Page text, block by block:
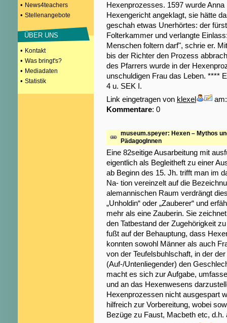
• News4teachers
• Stellenangebote
ÜBER UNS
• Kontakt
• Was bringt's?
• Mediadaten
• Statistik
Hexenprozesses. 1597 wurde
Hexengericht angeklagt, sie hätte
geschah etwas Unerhörtes: der
Folterkammer und verlangte
Menschen foltern darf", schrie er.
bis der Richter den Prozess
des Pfarrers wurde in der
unschuldigen Frau das Leben. ****
4 u. SEK I.
Link eingetragen von klexel
Kommentare: 0
museum.speyer: Hexen – Mythos
PädagogInnen
Eine 82seitige Ausarbeitung mit
eigentlich als Begleitheft zu einer
ab Beginn des 15. Jh. trifft man im
Na- tion vereinzelt auf die
alemannischen Raum verdrängt
„Unholdin“ oder „Zauberer“ und
mehr als eine Zauberin. Sie
den Tatbestand der Zugehörigkeit
fußt auf der Behauptung, dass
konnten sowohl Männer als auch
von der Teufelsbuhlschaft, in der
(Auf-/Untenliegender) den
macht es sich zur Aufgabe,
und an das Hexenwesens
Hexenprozessen nicht ausgespart
hilfreich zur Vorbereitung, wobei
Bezüge zu Faust, Macbeth etc, d.h.